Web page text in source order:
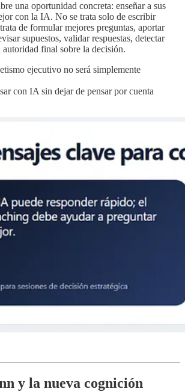
una oportunidad concreta: enseñar a sus
con la IA. No se trata solo de escribir
de formular mejores preguntas, aportar
supuestos, validar respuestas, detectar
autoridad final sobre la decisión.
ejecutivo no será simplemente
con IA sin dejar de pensar por cuenta
y la nueva cognición